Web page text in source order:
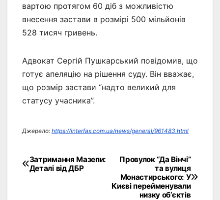
вартою протягом 60 діб з можливістю
внесення застави в розмірі 500 мільйонів
528 тисяч гривень.
Адвокат Сергій Пушкарський повідомив, що
готує апеляцію на рішення суду. Він вважає,
що розмір застави “надто великий для
статусу учасника”.
Джерело: https://interfax.com.ua/news/general/961483.html
Навігація
Провулок “Да Вінчі”
та вулиця
Монастирського: У
Києві перейменували
низку об’єктів
Затримання Мазепи:
Деталі від ДБР